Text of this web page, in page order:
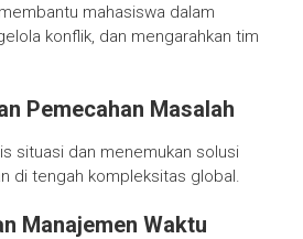
mahasiswa dalam
konflik, dan mengarahkan tim
Pemecahan Masalah
situasi dan menemukan solusi
di tengah kompleksitas global.
Manajemen Waktu